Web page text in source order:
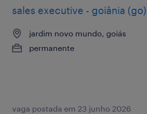
sales executive - goiânia (go)
jardim novo mundo, goiás
permanente
vaga postada em 23 junho 2026